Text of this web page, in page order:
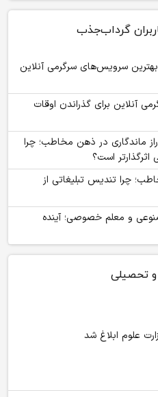
گرداب‌جذب
بهترین سرویس‌های سرگرمی آنلاین
آنلاین برای گذراندن اوقات
راز ماندگاری در ذهن مخاطب؛ چرا
است؟
چرا تندیس تبلیغاتی از
و معلم خصوصی؛ آینده
تحصیلی
علوم ابلاغ شد